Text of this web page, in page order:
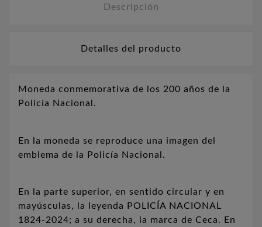
Descripción
Detalles del producto
Moneda conmemorativa de los 200 años de la
Policía Nacional.
En la moneda se reproduce una imagen del
emblema de la Policía Nacional.
En la parte superior, en sentido circular y en
mayúsculas, la leyenda POLICÍA NACIONAL
1824-2024; a su derecha, la marca de Ceca. En